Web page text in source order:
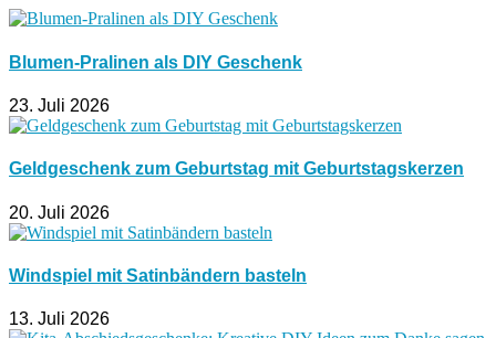
Blumen-Pralinen als DIY Geschenk
23. Juli 2026
Geldgeschenk zum Geburtstag mit Geburtstagskerzen
20. Juli 2026
Windspiel mit Satinbändern basteln
13. Juli 2026